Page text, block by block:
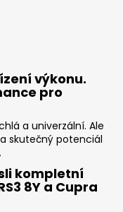
výkonu.
pro
a univerzální. Ale
skutečný potenciál
kompletní
8Y a Cupra